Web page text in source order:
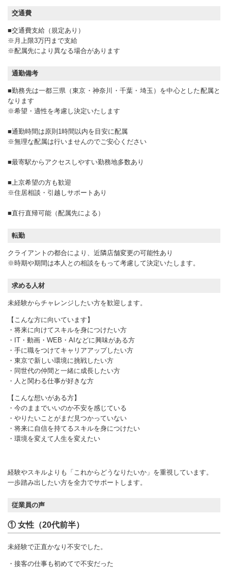
交通費
■交通費支給（規定あり）
※月上限3万円まで支給
※配属先により異なる場合があります
通勤備考
■勤務先は一都三県（東京・神奈川・千葉・埼玉）を中心とした配属と
なります
※希望・適性を考慮し決定いたします
■通勤時間は原則1時間以内を目安に配属
※無理な配属は行いませんのでご安心ください
■最寄駅からアクセスしやすい勤務地多数あり
■上京希望の方も歓迎
※住居相談・引越しサポートあり
■直行直帰可能（配属先による）
転勤
クライアントの都合により、近隣店舗変更の可能性あり
※時期や期間は本人との相談をもって考慮して決定いたします。
求める人材
未経験からチャレンジしたい方を歓迎します。
【こんな方に向いています】
・将来に向けてスキルを身につけたい方
・IT・動画・WEB・AIなどに興味がある方
・手に職をつけてキャリアアップしたい方
・東京で新しい環境に挑戦したい方
・同世代の仲間と一緒に成長したい方
・人と関わる仕事が好きな方
【こんな想いがある方】
・今のままでいいのか不安を感じている
・やりたいことがまだ見つかっていない
・将来に自信を持てるスキルを身につけたい
・環境を変えて人生を変えたい
経験やスキルよりも「これからどうなりたいか」を重視しています。
一歩踏み出したい方を全力でサポートします。
従業員の声
① 女性（20代前半）
未経験で正直かなり不安でした。
・接客の仕事も初めてで不安だった